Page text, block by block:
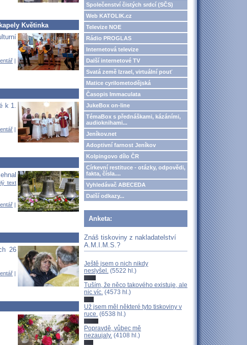
Květinka
|
k 1.
text
|
26
|
Společenství čistých srdcí (SČS)
Web KATOLIK.cz
Televize NOE
Rádio PROGLAS
Internetová televize
Další internetové TV
Svatá země Izrael, virtuální pouť
Matice cyrilometodějská
Časopis Immaculata
JukeBox on-line
TémaBox s přednáškami, kázáními,
audioknihami...
Jeníkov.net
Adoptivní farnost Jeníkov
Kolpingovo dílo ČR
Církevní restituce - otázky, odpovědi,
fakta, čísla....
Vyhledávač ABECEDA
Další odkazy...
Anketa:
Znáš tiskoviny z nakladatelství
A.M.I.M.S.?
Ještě jsem o nich nikdy
neslyšel. (5522 hl.)
Tuším, že něco takového existuje, ale
nic víc. (4573 hl.)
Už jsem měl některé tyto tiskoviny v
ruce. (6538 hl.)
Popravdě, vůbec mě
nezaujaly. (4108 hl.)